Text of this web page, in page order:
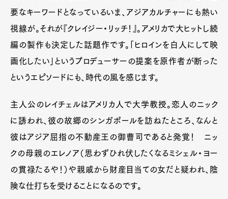
要なキーワードとなっているいま、アジアカルチャーにも熱い
視線が。それが『クレイジー・リッチ！』。アメリカで大ヒットし続
編の製作も決定した話題作です。「ヒロインを白人にして映
画化したい」というプロデューサーの提案を原作者が断った
というエピソードにも、時代の風を感じます。
主人公のレイチェルはアメリカ人で大学教授。恋人のニック
に誘われ、彼の故郷のシンガポールを訪ねたところ、なんと
彼はアジア屈指の不動産王の御曹司であると発覚！ ニッ
クの母親のエレノア（思わずひれ伏したくなるミシェル・ヨー
の貫禄たるや！）や親戚から財産目当ての女だと疑われ、陰
険な仕打ちを受けることになるのです。